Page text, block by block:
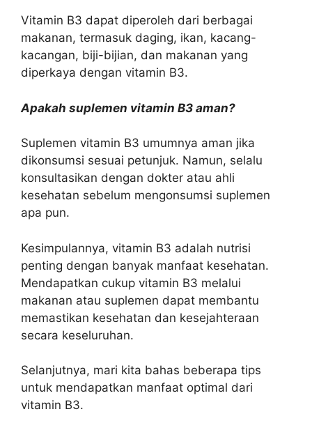
Vitamin B3 dapat diperoleh dari berbagai
makanan, termasuk daging, ikan, kacang-
kacangan, biji-bijian, dan makanan yang
diperkaya dengan vitamin B3.
Apakah suplemen vitamin B3 aman?
Suplemen vitamin B3 umumnya aman jika
dikonsumsi sesuai petunjuk. Namun, selalu
konsultasikan dengan dokter atau ahli
kesehatan sebelum mengonsumsi suplemen
apa pun.
Kesimpulannya, vitamin B3 adalah nutrisi
penting dengan banyak manfaat kesehatan.
Mendapatkan cukup vitamin B3 melalui
makanan atau suplemen dapat membantu
memastikan kesehatan dan kesejahteraan
secara keseluruhan.
Selanjutnya, mari kita bahas beberapa tips
untuk mendapatkan manfaat optimal dari
vitamin B3.